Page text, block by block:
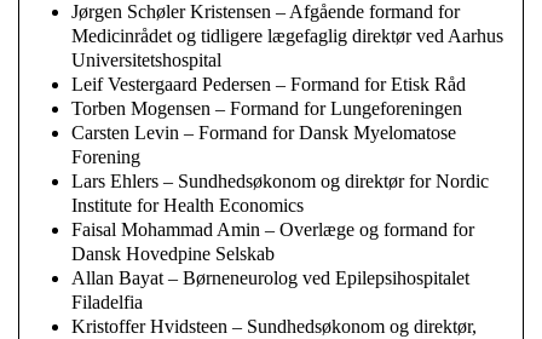
Jørgen Schøler Kristensen – Afgående formand for
Medicinrådet og tidligere lægefaglig direktør ved Aarhus
Universitetshospital
Leif Vestergaard Pedersen – Formand for Etisk Råd
Torben Mogensen – Formand for Lungeforeningen
Carsten Levin – Formand for Dansk Myelomatose
Forening
Lars Ehlers – Sundhedsøkonom og direktør for Nordic
Institute for Health Economics
Faisal Mohammad Amin – Overlæge og formand for
Dansk Hovedpine Selskab
Allan Bayat – Børneneurolog ved Epilepsihospitalet
Filadelfia
Kristoffer Hvidsteen – Sundhedsøkonom og direktør,